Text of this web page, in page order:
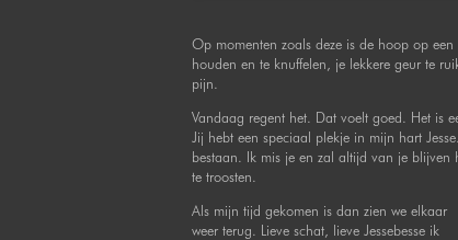
Op momenten zoals deze is de hoop op
houden en te knuffelen, je lekkere geur te
pijn.
Vandaag regent het. Dat voelt goed. Het is
Jij hebt een speciaal plekje in mijn hart
bestaan. Ik mis je en zal altijd van je
te troosten.
Als mijn tijd gekomen is dan zien we elkaar
weer terug. Lieve schat, lieve Jessebesse ik